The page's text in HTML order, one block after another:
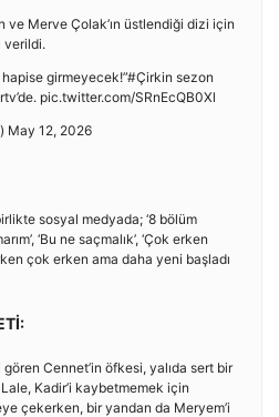
Merve Çolak’ın üstlendiği dizi için
verildi.
girmeyecek!”#Çirkin sezon
pic.twitter.com/SRnEcQB0Xl
May 12, 2026
sosyal medyada; ‘8 bölüm
‘Bu ne saçmalık’, ‘Çok erken
çok erken ama daha yeni başladı
Cennet’in öfkesi, yalıda sert bir
Kadir’i kaybetmemek için
çekerken, bir yandan da Meryem’i